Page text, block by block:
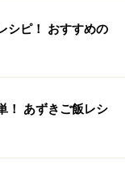
シピ！ おすすめの
！ あずきご飯レシ